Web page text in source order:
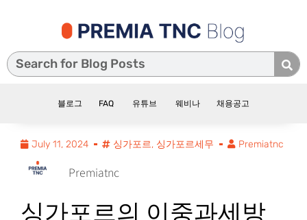
블로그 FAQ 유튜브 웨비나 채용공고
July 11, 2024 싱가포르, 싱가포르세무 Premiatnc
Premiatnc
싱가포르의 이중과세방